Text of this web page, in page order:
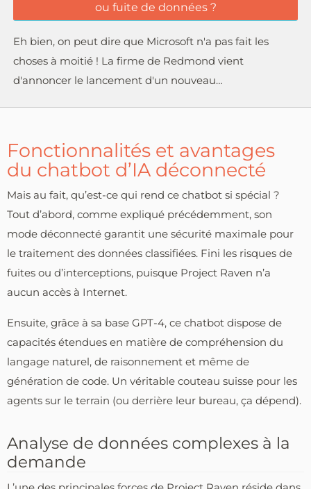
ou fuite de données ?
Eh bien, on peut dire que Microsoft n'a pas fait les
choses à moitié ! La firme de Redmond vient
d'annoncer le lancement d'un nouveau…
Fonctionnalités et avantages
du chatbot d’IA déconnecté
Mais au fait, qu’est-ce qui rend ce chatbot si spécial ?
Tout d’abord, comme expliqué précédemment, son
mode déconnecté garantit une sécurité maximale pour
le traitement des données classifiées. Fini les risques de
fuites ou d’interceptions, puisque Project Raven n’a
aucun accès à Internet.
Ensuite, grâce à sa base GPT-4, ce chatbot dispose de
capacités étendues en matière de compréhension du
langage naturel, de raisonnement et même de
génération de code. Un véritable couteau suisse pour les
agents sur le terrain (ou derrière leur bureau, ça dépend).
Analyse de données complexes à la
demande